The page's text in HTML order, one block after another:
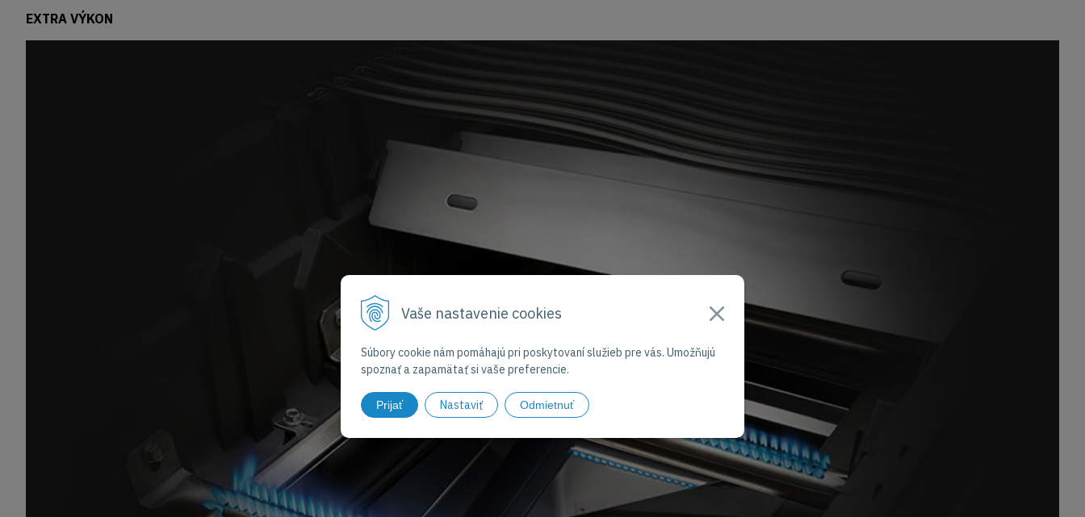
Vaše nastavenie cookies
Súbory cookie nám pomáhajú pri poskytovaní služieb pre vás. Umožňujú
spoznať a zapamätať si vaše preferencie.
Prijať Nastaviť Odmietnuť
EXTRA VÝKON